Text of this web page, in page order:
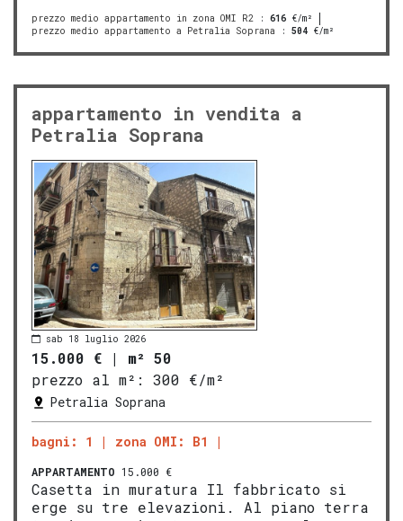
prezzo medio appartamento in zona OMI R2 : 616 €/m²
prezzo medio appartamento a Petralia Soprana : 504 €/m²
appartamento in vendita a
Petralia Soprana
sab 18 luglio 2026
15.000 € | m² 50
prezzo al m²:
300 €/m²
Petralia Soprana
bagni: 1 zona OMI: B1
APPARTAMENTO 15.000 €
Casetta in muratura Il fabbricato si
erge su tre elevazioni. Al piano terra